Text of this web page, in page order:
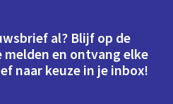
al? Blijf op de
en ontvang elke
naar keuze in je inbox!